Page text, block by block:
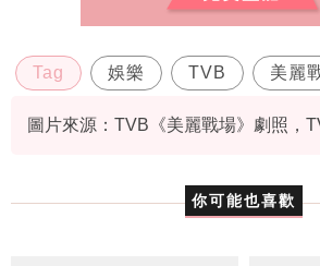
Tag 娛樂 TVB 美麗
圖片來源：TVB《美麗戰場》劇照，
你可能也喜歡